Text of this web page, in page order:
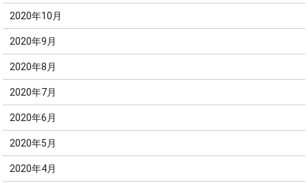
2020年10月
2020年9月
2020年8月
2020年7月
2020年6月
2020年5月
2020年4月